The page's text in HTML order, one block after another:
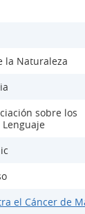
la Naturaleza
sobre los
el Cáncer de